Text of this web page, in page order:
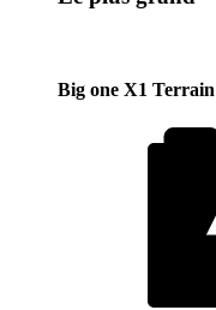
Big one X1 Terrain